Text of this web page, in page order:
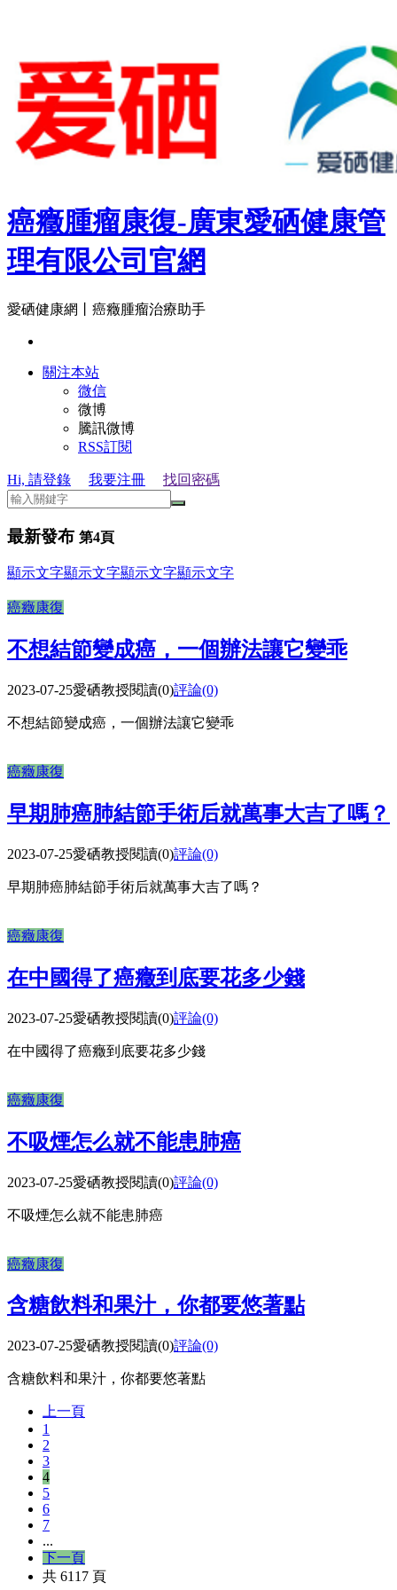
癌癥腫瘤康復-廣東愛硒健康管
理有限公司官網
愛硒健康網丨癌癥腫瘤治療助手
關注本站
微信
微博
騰訊微博
RSS訂閱
Hi, 請登錄 我要注冊 找回密碼
最新發布 第4頁
顯示文字顯示文字顯示文字顯示文字
癌癥康復
不想結節變成癌，一個辦法讓它變乖
2023-07-25愛硒教授閱讀(0)評論(0)
不想結節變成癌，一個辦法讓它變乖
癌癥康復
早期肺癌肺結節手術后就萬事大吉了嗎？
2023-07-25愛硒教授閱讀(0)評論(0)
早期肺癌肺結節手術后就萬事大吉了嗎？
癌癥康復
在中國得了癌癥到底要花多少錢
2023-07-25愛硒教授閱讀(0)評論(0)
在中國得了癌癥到底要花多少錢
癌癥康復
不吸煙怎么就不能患肺癌
2023-07-25愛硒教授閱讀(0)評論(0)
不吸煙怎么就不能患肺癌
癌癥康復
含糖飲料和果汁，你都要悠著點
2023-07-25愛硒教授閱讀(0)評論(0)
含糖飲料和果汁，你都要悠著點
上一頁
1
2
3
4
5
6
7
...
下一頁
共 6117 頁